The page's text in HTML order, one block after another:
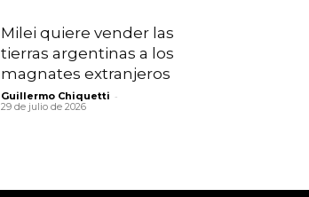
Milei quiere vender las
tierras argentinas a los
magnates extranjeros
Guillermo Chiquetti -
29 de julio de 2026